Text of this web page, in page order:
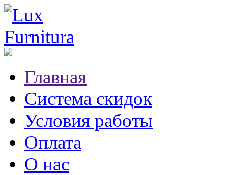
Главная
Система скидок
Условия работы
Оплата
О нас